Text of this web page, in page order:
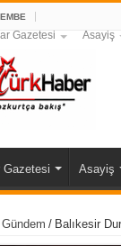
Gazetesi Asayiş
Gazetesi Asayiş
Gündem / Balıkesir